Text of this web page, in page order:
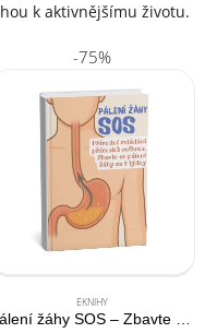
k aktivnějšímu životu.
-75%
EKNIHY